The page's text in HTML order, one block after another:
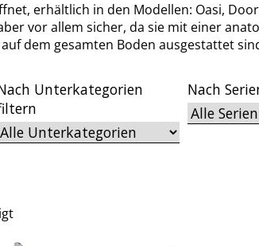
erhältlich in den Modellen: Oasi,
vor allem sicher, da sie mit einer
dem gesamten Boden ausgestattet
Unterkategorien
Nach